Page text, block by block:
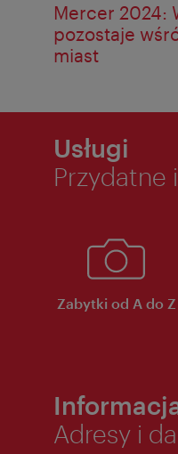
Mercer 2024:
pozostaje
miast
Usługi
Przydatne
Zabytki od A do Z
Adresy i